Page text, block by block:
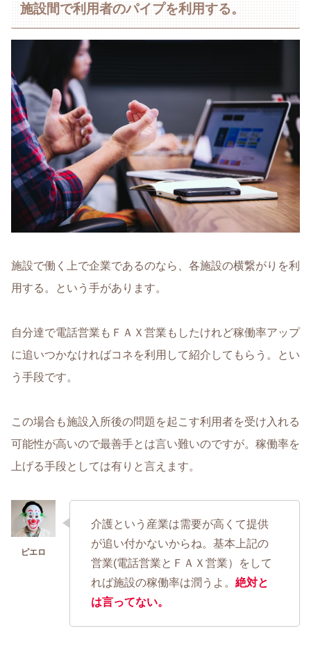
施設間で利用者のパイプを利用する。
施設で働く上で企業であるのなら、各施設の横繋がりを利
用する。という手があります。
自分達で電話営業もＦＡＸ営業もしたけれど稼働率アップ
に追いつかなければコネを利用して紹介してもらう。とい
う手段です。
この場合も施設入所後の問題を起こす利用者を受け入れる
可能性が高いので最善手とは言い難いのですが。稼働率を
上げる手段としては有りと言えます。
介護という産業は需要が高くて提供
が追い付かないからね。基本上記の
営業(電話営業とＦＡＸ営業）をして
れば施設の稼働率は潤うよ。 絶対と
は言ってない。